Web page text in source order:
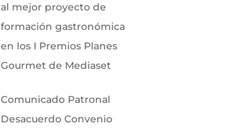
al mejor proyecto de
formación gastronómica
en los I Premios Planes
Gourmet de Mediaset
Comunicado Patronal
Desacuerdo Convenio